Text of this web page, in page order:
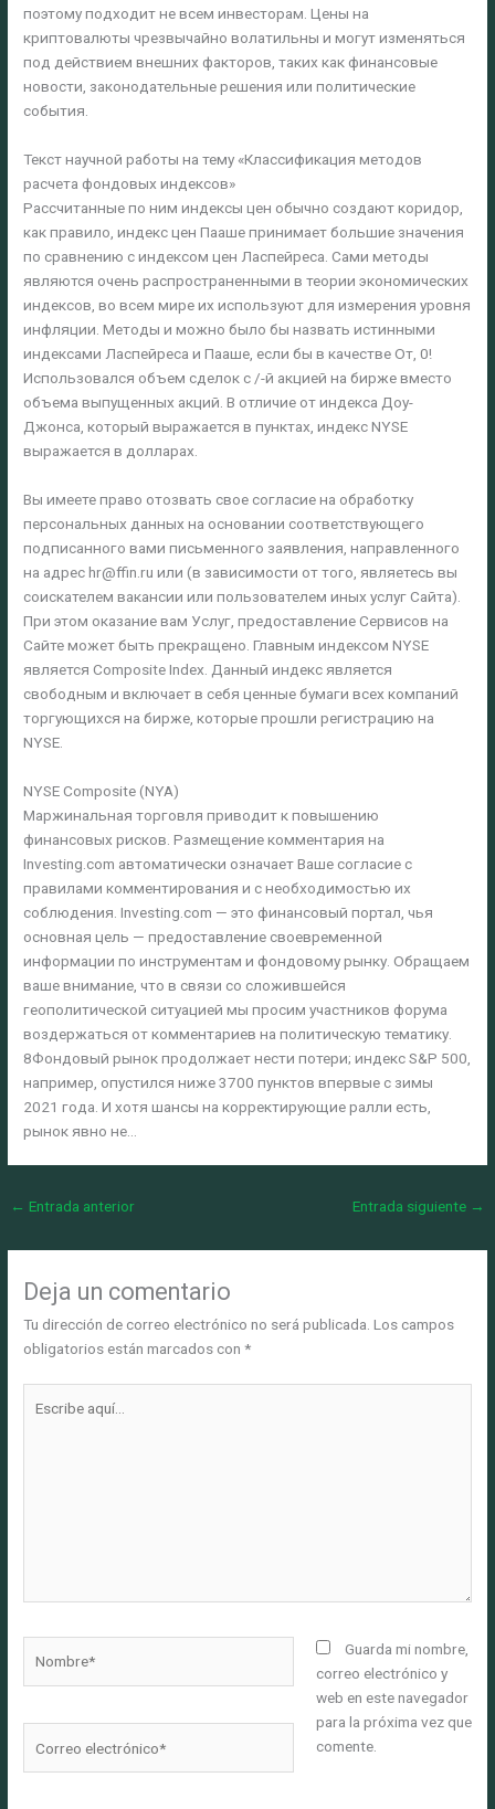
поэтому подходит не всем инвесторам. Цены на
криптовалюты чрезвычайно волатильны и могут изменяться
под действием внешних факторов, таких как финансовые
новости, законодательные решения или политические
события.
Текст научной работы на тему «Классификация методов
расчета фондовых индексов»
Рассчитанные по ним индексы цен обычно создают коридор,
как правило, индекс цен Пааше принимает большие значения
по сравнению с индексом цен Ласпейреса. Сами методы
являются очень распространенными в теории экономических
индексов, во всем мире их используют для измерения уровня
инфляции. Методы и можно было бы назвать истинными
индексами Ласпейреса и Пааше, если бы в качестве От, 0!
Использовался объем сделок с /-й акцией на бирже вместо
объема выпущенных акций. В отличие от индекса Доу-
Джонса, который выражается в пунктах, индекс NYSE
выражается в долларах.
Вы имеете право отозвать свое согласие на обработку
персональных данных на основании соответствующего
подписанного вами письменного заявления, направленного
на адрес hr@ffin.ru или (в зависимости от того, являетесь вы
соискателем вакансии или пользователем иных услуг Сайта).
При этом оказание вам Услуг, предоставление Сервисов на
Сайте может быть прекращено. Главным индексом NYSE
является Composite Index. Данный индекс является
свободным и включает в себя ценные бумаги всех компаний
торгующихся на бирже, которые прошли регистрацию на
NYSE.
NYSE Composite (NYA)
Маржинальная торговля приводит к повышению
финансовых рисков. Размещение комментария на
Investing.com автоматически означает Ваше согласие с
правилами комментирования и с необходимостью их
соблюдения. Investing.com — это финансовый портал, чья
основная цель — предоставление своевременной
информации по инструментам и фондовому рынку. Обращаем
ваше внимание, что в связи со сложившейся
геополитической ситуацией мы просим участников форума
воздержаться от комментариев на политическую тематику.
8Фондовый рынок продолжает нести потери; индекс S&P 500,
например, опустился ниже 3700 пунктов впервые с зимы
2021 года. И хотя шансы на корректирующие ралли есть,
рынок явно не…
← Entrada anterior Entrada siguiente →
Deja un comentario
Tu dirección de correo electrónico no será publicada. Los campos
obligatorios están marcados con*
aquí...
electrónico*
Guarda mi nombre,
correo electrónico y
web en este navegador
para la próxima vez que
comente.